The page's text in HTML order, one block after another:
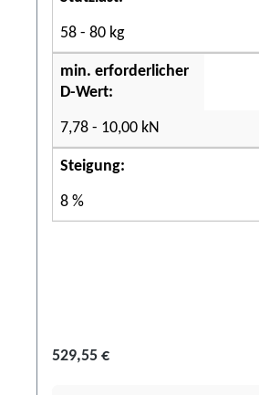
58 - 80 kg
min. erforderlicher
D-Wert:
7,78 - 10,00 kN
Steigung:
8 %
529,55 €